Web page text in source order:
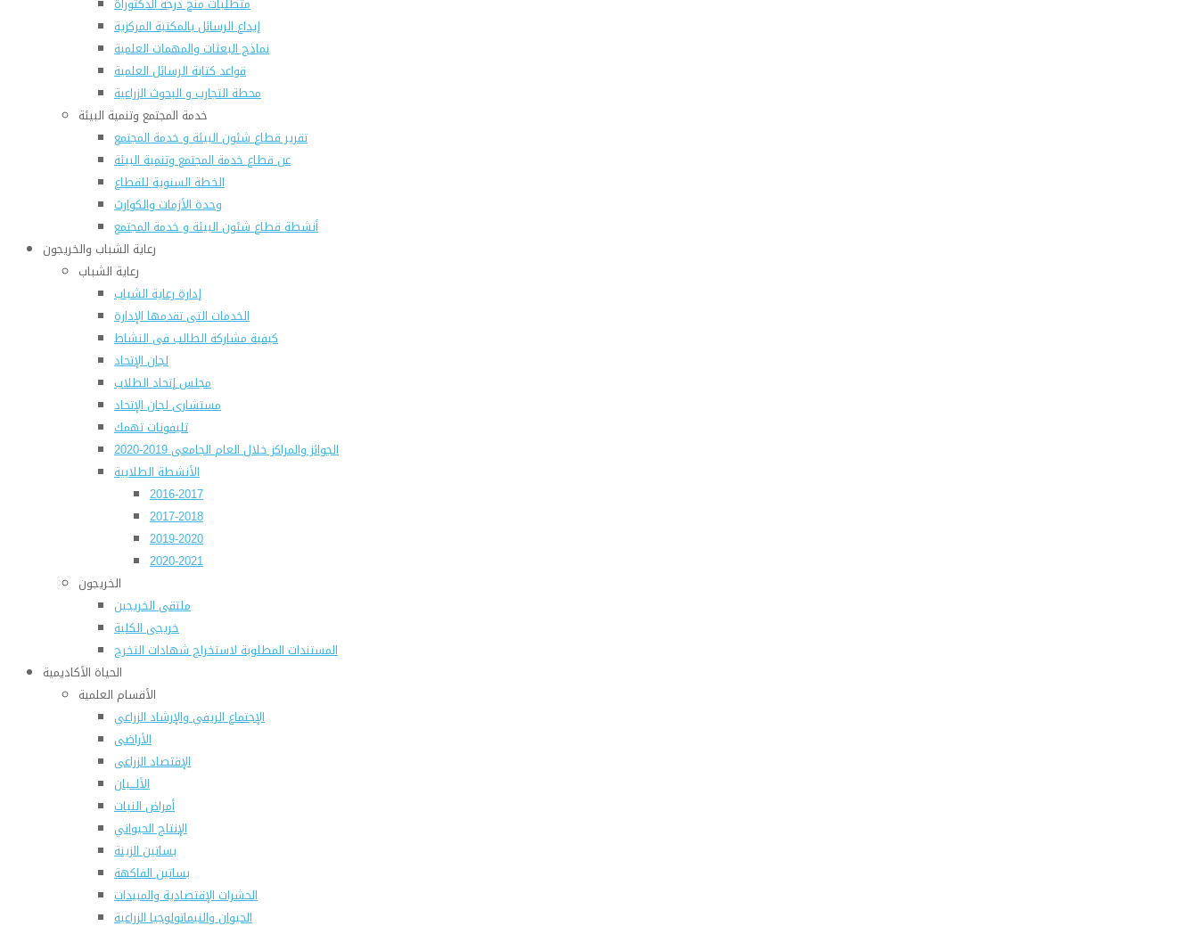
إيداع الرسائل بالمكتبة المركزية
نماذج البعثات والمهمات العلمية
قواعد كتابة الرسائل العلمية
محطة التجارب و البحوث الزراعية
خدمة المجتمع وتنمية البيئة
تقرير قطاع شئون البيئة و خدمة المجتمع
عن قطاع خدمة المجتمع وتنمية البيئة
الخطة السنوية للقطاع
وحدة الأزمات والكوارث
أنشطة قطاع شئون البيئة و خدمة المجتمع
رعاية الشباب والخريجون
رعاية الشباب
إدارة رعاية الشباب
الخدمات التى تقدمها الإدارة
كيفية مشاركة الطالب فى النشاط
لجان الإتحاد
مجلس إتحاد الطلاب
مستشارى لجان الإتحاد
تليفونات تهمك
الجوائز والمراكز خلال العام الجامعى 2019-2020
الأنشطة الطلابية
2016-2017
2017-2018
2019-2020
2020-2021
الخريجون
ملتقى الخريجين
خريجى الكلية
المستندات المطلوبة لاستخراج شهادات التخرج
الحياة الأكاديمية
الأقسام العلمية
الإجتماع الريفي والإرشاد الزراعي
الأراضى
الإقتصاد الزراعى
الألـــبان
أمراض النبات
الإنتاج الحيواني
بساتين الزينة
بساتين الفاكهة
الحشرات الإقتصادية والمبيدات
الحيوان والنيماتولوجيا الزراعية